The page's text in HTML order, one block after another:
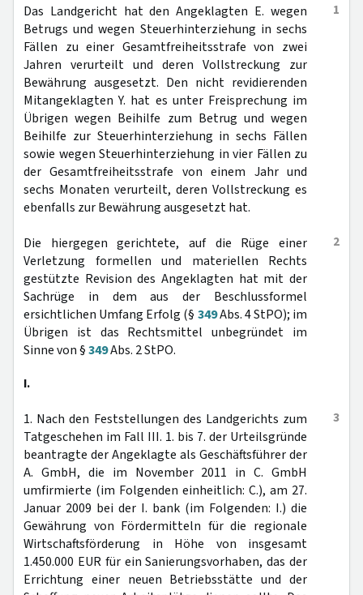
1
Das Landgericht hat den Angeklagten E. wegen
Betrugs und wegen Steuerhinterziehung in sechs
Fällen zu einer Gesamtfreiheitsstrafe von zwei
Jahren verurteilt und deren Vollstreckung zur
Bewährung ausgesetzt. Den nicht revidierenden
Mitangeklagten Y. hat es unter Freisprechung im
Übrigen wegen Beihilfe zum Betrug und wegen
Beihilfe zur Steuerhinterziehung in sechs Fällen
sowie wegen Steuerhinterziehung in vier Fällen zu
der Gesamtfreiheitsstrafe von einem Jahr und
sechs Monaten verurteilt, deren Vollstreckung es
ebenfalls zur Bewährung ausgesetzt hat.
2
Die hiergegen gerichtete, auf die Rüge einer
Verletzung formellen und materiellen Rechts
gestützte Revision des Angeklagten hat mit der
Sachrüge in dem aus der Beschlussformel
ersichtlichen Umfang Erfolg (§ 349Abs. 4 StPO); im
Übrigen ist das Rechtsmittel unbegründet im
Sinne von §349Abs. 2 StPO.
I.
3
1. Nach den Feststellungen des Landgerichts zum
Tatgeschehen im Fall III. 1. bis 7. der Urteilsgründe
beantragte der Angeklagte als Geschäftsführer der
A. GmbH, die im November 2011 in C. GmbH
umfirmierte (im Folgenden einheitlich: C.), am 27.
Januar 2009 bei der I. bank (im Folgenden: I.) die
Gewährung von Fördermitteln für die regionale
Wirtschaftsförderung in Höhe von insgesamt
1.450.000 EUR für ein Sanierungsvorhaben, das der
Errichtung einer neuen Betriebsstätte und der